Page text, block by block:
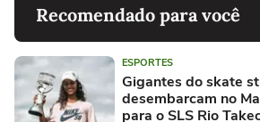
Recomendado para você
ESPORTES
Gigantes do skate
desembarcam no
para o SLS Rio